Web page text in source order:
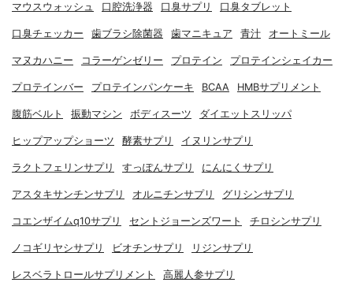
マウスウォッシュ 口腔洗浄器 口臭サプリ 口臭タブレット
口臭チェッカー 歯ブラシ除菌器 歯マニキュア 青汁 オートミール
マヌカハニー コラーゲンゼリー プロテイン プロテインシェイカー
プロテインバー プロテインパンケーキ BCAA HMBサプリメント
腹筋ベルト 振動マシン ボディスーツ ダイエットスリッパ
ヒップアップショーツ 酵素サプリ イヌリンサプリ
ラクトフェリンサプリ すっぽんサプリ にんにくサプリ
アスタキサンチンサプリ オルニチンサプリ グリシンサプリ
コエンザイムq10サプリ セントジョーンズワート チロシンサプリ
ノコギリヤシサプリ ビオチンサプリ リジンサプリ
レスベラトロールサプリメント 高麗人参サプリ